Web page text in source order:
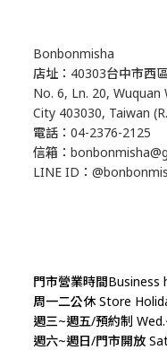
Bonbonmisha
店址：40303台中市西
No. 6, Ln. 20,
City 403030, Taiwan
電話：04-2376-2125
信箱：
LINE ID：
門市營業時間Business
周一二公休 Store
週三~週五/預約制
週六~週日/門市開放